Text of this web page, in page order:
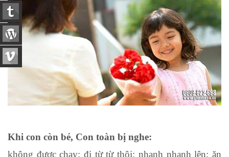
Khi con còn bé, Con toàn bị nghe:
không được chạy; đi từ từ thôi; nhanh nhanh lên; ăn